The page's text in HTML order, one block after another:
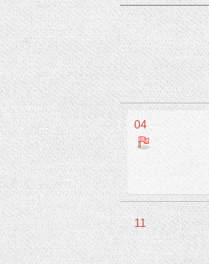
04
11